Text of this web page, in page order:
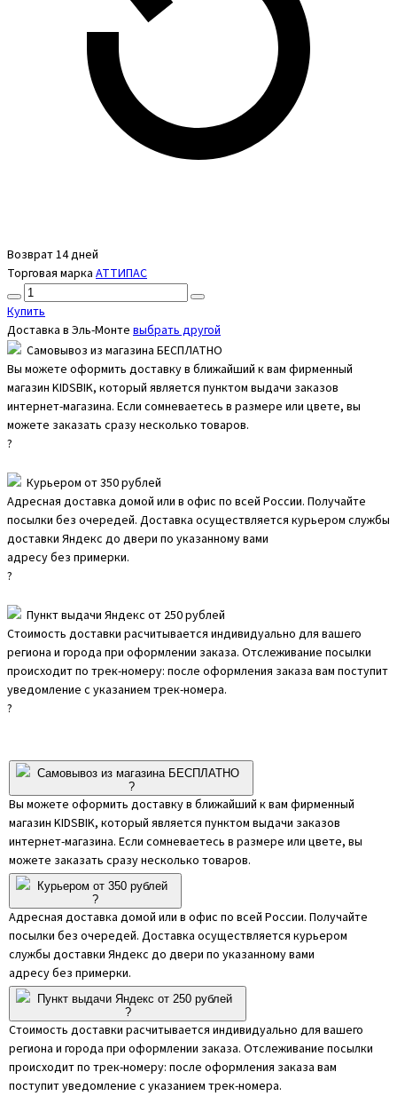
Возврат 14 дней
Торговая марка АТТИПАС
Купить
Доставка в Эль-Монте выбрать другой
Самовывоз из магазина БЕСПЛАТНО
Вы можете оформить доставку в ближайший к вам фирменный
магазин KIDSBIK, который является пунктом выдачи заказов
интернет-магазина. Если сомневаетесь в размере или цвете, вы
можете заказать сразу несколько товаров.
?
Курьером от 350 рублей
Адресная доставка домой или в офис по всей России. Получайте
посылки без очередей. Доставка осуществляется курьером службы
доставки Яндекс до двери по указанному вами
адресу без примерки.
?
Пункт выдачи Яндекс от 250 рублей
Стоимость доставки расчитывается индивидуально для вашего
региона и города при оформлении заказа. Отслеживание посылки
происходит по трек-номеру: после оформления заказа вам поступит
уведомление с указанием трек-номера.
?
Самовывоз из магазина БЕСПЛАТНО
?
Вы можете оформить доставку в ближайший к вам фирменный
магазин KIDSBIK, который является пунктом выдачи заказов
интернет-магазина. Если сомневаетесь в размере или цвете, вы
можете заказать сразу несколько товаров.
Курьером от 350 рублей
?
Адресная доставка домой или в офис по всей России. Получайте
посылки без очередей. Доставка осуществляется курьером
службы доставки Яндекс до двери по указанному вами
адресу без примерки.
Пункт выдачи Яндекс от 250 рублей
?
Стоимость доставки расчитывается индивидуально для вашего
региона и города при оформлении заказа. Отслеживание посылки
происходит по трек-номеру: после оформления заказа вам
поступит уведомление с указанием трек-номера.